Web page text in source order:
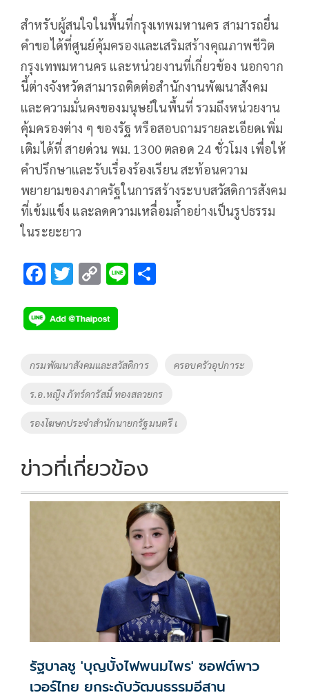
สำหรับผู้สนใจในพื้นที่กรุงเทพมหานคร สามารถยื่น
คำขอได้ที่ศูนย์คุ้มครองและเสริมสร้างคุณภาพชีวิต
กรุงเทพมหานคร และหน่วยงานที่เกี่ยวข้อง นอกจาก
นี้ต่างจังหวัดสามารถติดต่อสำนักงานพัฒนาสังคม
และความมั่นคงของมนุษย์ในพื้นที่ รวมถึงหน่วยงาน
คุ้มครองต่าง ๆ ของรัฐ หรือสอบถามรายละเอียดเพิ่ม
เติมได้ที่ สายด่วน พม. 1300 ตลอด 24 ชั่วโมง เพื่อให้
คำปรึกษาและรับเรื่องร้องเรียน สะท้อนความ
พยายามของภาครัฐในการสร้างระบบสวัสดิการสังคม
ที่เข้มแข็ง และลดความเหลื่อมล้ำอย่างเป็นรูปธรรม
ในระยะยาว
F
e
b
o
o
k
T
tt
er
C
p
y
Li
n
k
Li
Tags
กรมพัฒนาสังคมและสวัสดิการ ครอบครัวอุปการะ
ร.อ.หญิง ภัทร์ดารัสมิ์ ทองสลวยกร
รองโฆษกประจำสำนักนายกรัฐมนตรี เ
ข่าวที่เกี่ยวข้อง
รัฐบาลชู 'บุญบั้งไฟพนมไพร' ซอฟต์พาว
เวอร์ไทย ยกระดับวัฒนธรรมอีสาน